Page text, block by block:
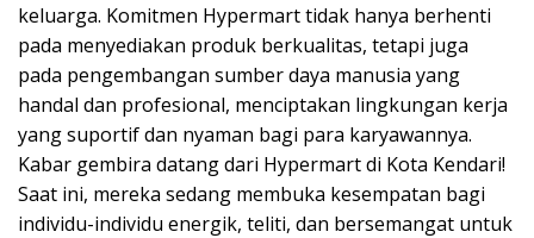
keluarga. Komitmen Hypermart tidak hanya berhenti
pada menyediakan produk berkualitas, tetapi juga
pada pengembangan sumber daya manusia yang
handal dan profesional, menciptakan lingkungan kerja
yang suportif dan nyaman bagi para karyawannya.
Kabar gembira datang dari Hypermart di Kota Kendari!
Saat ini, mereka sedang membuka kesempatan bagi
individu-individu energik, teliti, dan bersemangat untuk